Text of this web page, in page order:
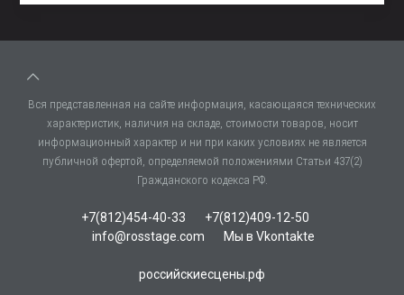
Вся представленная на сайте информация, касающаяся технических
характеристик, наличия на складе, стоимости товаров, носит
информационный характер и ни при каких условиях не является
публичной офертой, определяемой положениями Статьи 437(2)
Гражданского кодекса РФ.
+7(812)454-40-33
+7(812)409-12-50
info@rosstage.com
Мы в Vkontakte
российскиесцены.рф